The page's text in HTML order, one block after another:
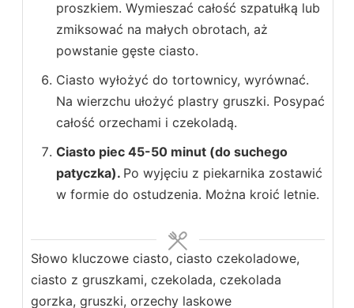
proszkiem. Wymieszać całość szpatułką lub
zmiksować na małych obrotach, aż
powstanie gęste ciasto.
Ciasto wyłożyć do tortownicy, wyrównać.
Na wierzchu ułożyć plastry gruszki. Posypać
całość orzechami i czekoladą.
Ciasto piec 45-50 minut (do suchego
patyczka). Po wyjęciu z piekarnika zostawić
w formie do ostudzenia. Można kroić letnie.
Słowo kluczowe ciasto, ciasto czekoladowe,
ciasto z gruszkami, czekolada, czekolada
gorzka, gruszki, orzechy laskowe